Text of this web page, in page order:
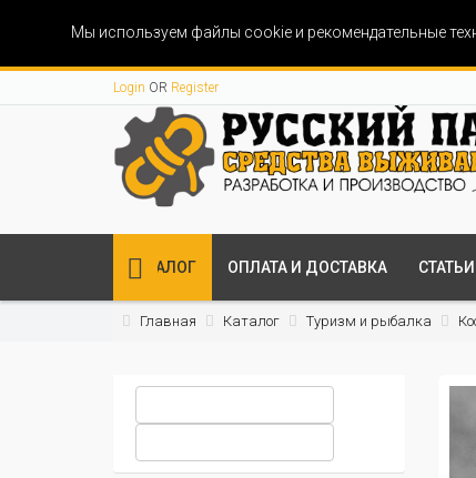
Мы используем файлы cookie и рекомендательные
Login OR Register
КАТАЛОГ ОПЛАТА И ДОСТАВКА СТАТЬИ
Главная Каталог Туризм и рыбалка